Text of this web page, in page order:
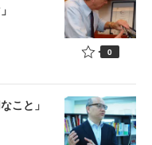
0
こと」